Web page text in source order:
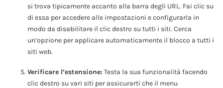
si trova tipicamente accanto alla barra degli URL. Fai clic su
di essa per accedere alle impostazioni e configurarla in
modo da disabilitare il clic destro su tutti i siti. Cerca
un’opzione per applicare automaticamente il blocco a tutti i
siti web.
Verificare l’estensione: Testa la sua funzionalità facendo
clic destro su vari siti per assicurarti che il menu